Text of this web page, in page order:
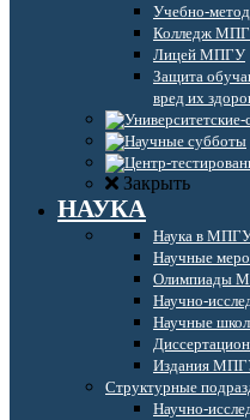
Учебно-
Колледж
Лицей МПГУ
Защита
вред их
Закрыть
НАУКА
Наука в
Научные
Олимпиады
Научно-
Научные
Издания
Структурные
Научно-